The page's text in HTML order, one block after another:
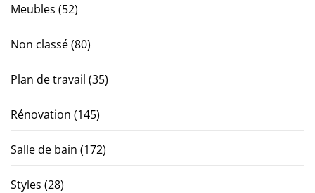
Meubles (52)
Non classé(80)
Plan de travail (35)
Rénovation (145)
Salle de bain (172)
Styles (28)